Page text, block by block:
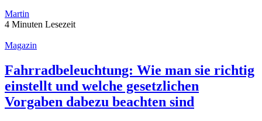
Martin
4 Minuten Lesezeit
Magazin
Fahrradbeleuchtung: Wie man sie richtig
einstellt und welche gesetzlichen
Vorgaben dabezu beachten sind